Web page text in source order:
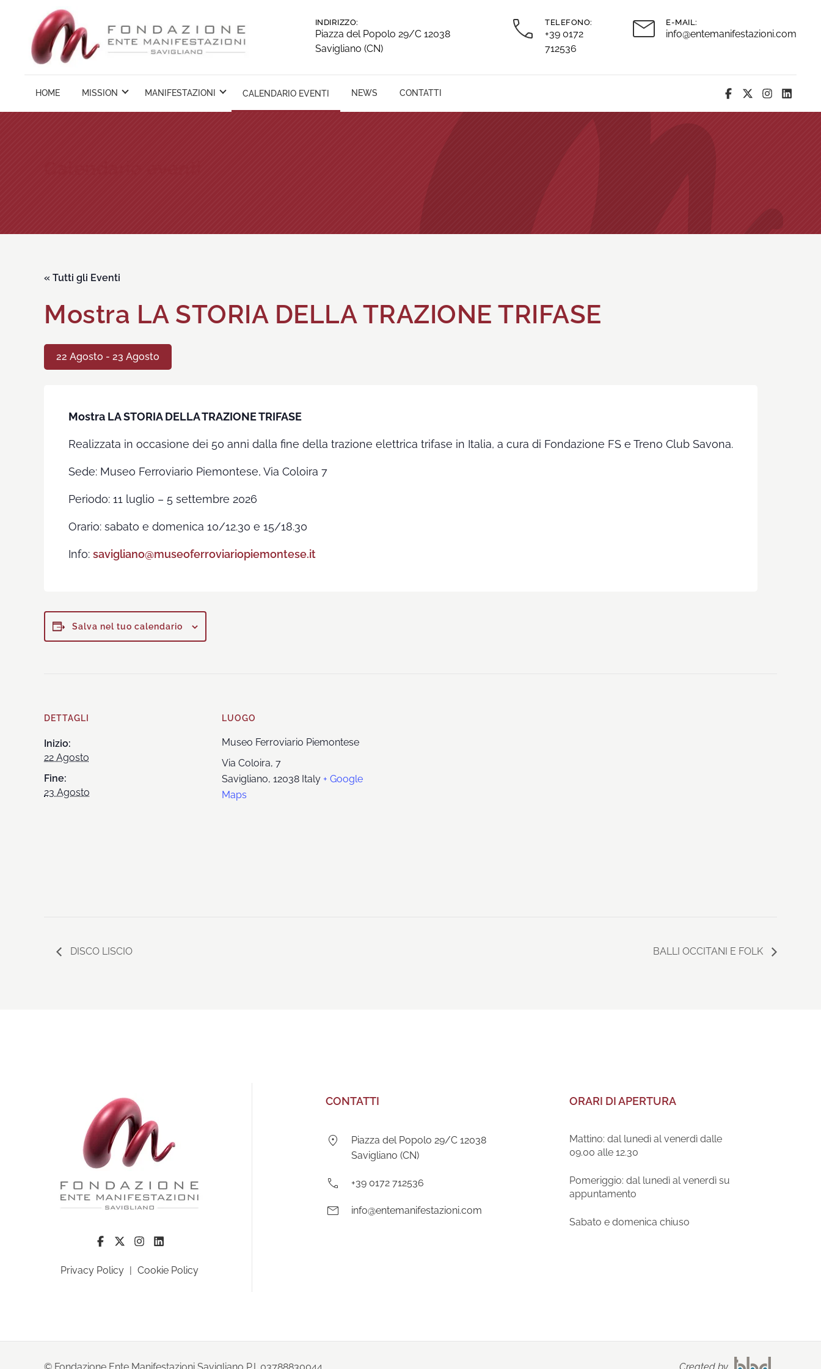
contenuti
INDIRIZZO:
Piazza del Popolo 29/C 12038
Savigliano (CN)
TELEFONO:
+39 0172
712536
E-MAIL:
info@entemanifestazioni.com
HOME MISSION MANIFESTAZIONI CALENDARIO EVENTI NEWS CONTATTI
« Tutti gli Eventi
Mostra LA STORIA DELLA TRAZIONE TRIFASE
22 Agosto - 23 Agosto
Mostra LA STORIA DELLA TRAZIONE TRIFASE
Realizzata in occasione dei 50 anni dalla fine della trazione elettrica trifase in Italia, a cura di Fondazione FS e Treno Club Savona.
Sede: Museo Ferroviario Piemontese, Via Coloira 7
Periodo: 11 luglio – 5 settembre 2026
Orario: sabato e domenica 10/12.30 e 15/18.30
Info: savigliano@museoferroviariopiemontese.it
Salva nel tuo calendario
DETTAGLI
Inizio:
22 Agosto
Fine:
23 Agosto
LUOGO
Museo Ferroviario Piemontese
Via Coloira, 7
Savigliano, 12038 Italy + Google
Maps
DISCO LISCIO BALLI OCCITANI E FOLK
Privacy Policy | Cookie Policy
CONTATTI
Indirizzo:
Piazza del Popolo 29/C 12038
Savigliano (CN)
Telefono:
+39 0172 712536
E-
info@entemanifestazioni.com
ORARI DI APERTURA
Mattino: dal lunedì al venerdì dalle
09.00 alle 12.30
Pomeriggio: dal lunedì al venerdì su
appuntamento
Sabato e domenica chiuso